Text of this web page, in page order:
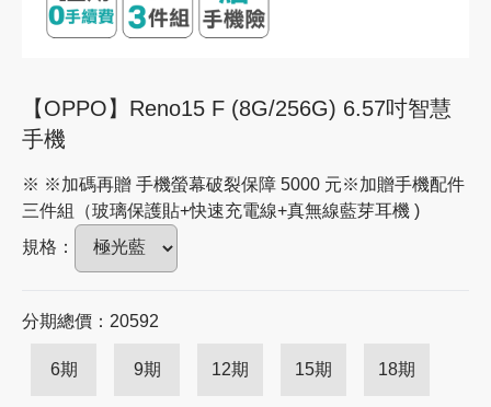
【OPPO】Reno15 F (8G/256G) 6.57吋智慧
手機
※ ※加碼再贈 手機螢幕破裂保障 5000 元※加贈手機配件
三件組（玻璃保護貼+快速充電線+真無線藍芽耳機 )
規格：
分期總價：20592
6期 9期 12期 15期 18期